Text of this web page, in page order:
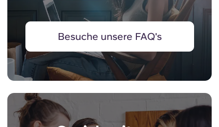
Besuche unsere FAQ's